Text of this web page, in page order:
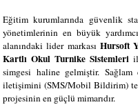
Eğitim kurumlarında güvenlik
yönetimlerinin en büyük
alanındaki lider markası Hursoft
Kartlı Okul Turnike Sistemleri
simgesi haline gelmiştir. Sağlam
iletişimini (SMS/Mobil Bildirim)
projesinin en güçlü mimarıdır.